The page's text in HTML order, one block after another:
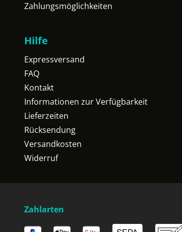
Zahlungsmöglichkeiten
Hilfe
Expressversand
FAQ
Kontakt
Informationen zur Verfügbarkeit
Lieferzeiten
Rücksendung
Versandkosten
Widerruf
Zahlarten